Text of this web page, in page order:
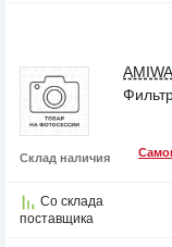
AMIWA
Склад наличия
Со склада
поставщика